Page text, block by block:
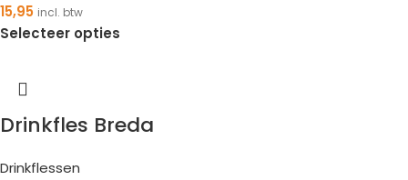
15,95 incl. btw
Selecteer opties
Drinkfles Breda
Drinkflessen